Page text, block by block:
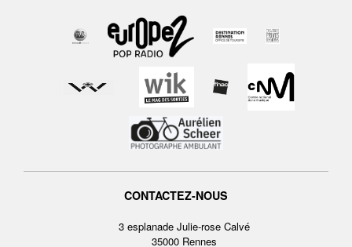
CONTACTEZ-NOUS
3 esplanade Julie-rose Calvé
35000 Rennes